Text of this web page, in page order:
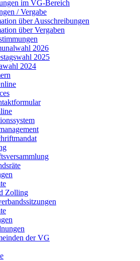
im VG-Bereich
/ Vergabe
über Ausschreibungen
über Vergaben
2026
2025
2024
Zolling
der VG